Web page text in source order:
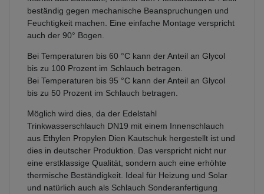
beständig gegen mechanische Beanspruchungen und
Feuchtigkeit machen. Eine einfache Montage verspricht
auch der 90° Bogen.
Bei Temperaturen bis 60 °C kann der Anteil an Glycol
bis zu 100 Prozent im Schlauch betragen.
Bei Temperaturen bis 95 °C kann der Anteil an Glycol
bis zu 50 Prozent im Schlauch betragen.
Möglich wird dies, da der Edelstahl
Trinkwasserschlauch DN19 mit einem Innenschlauch
aus Ethylen Propylen Dien Kautschuk hergestellt ist und
dies in deutscher Produktion. Das verspricht nicht nur
eine erstklassige Qualität, sondern auch eine erhöhte
thermische Beständigkeit. Ideal für Heizung und Solar
und natürlich auch als Schlauch Sonderanfertigung